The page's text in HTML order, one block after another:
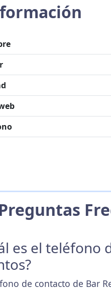
Preguntas
es el teléfono
de contacto de Bar